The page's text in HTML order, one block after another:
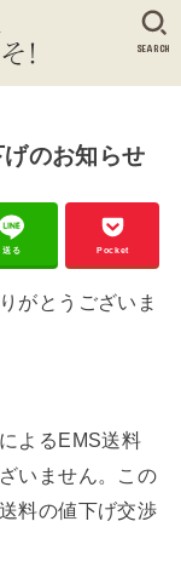
SEARCH
のお知らせ
送る Pocket
がとうございま
よるEMS送料
いません。この
料の値下げ交渉